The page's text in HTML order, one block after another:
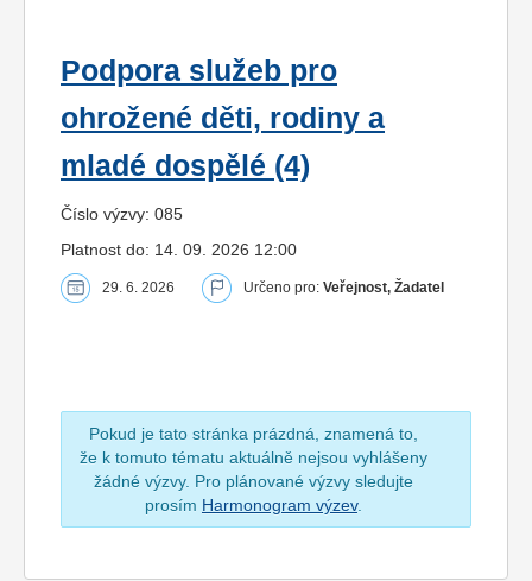
Podpora služeb pro
ohrožené děti, rodiny a
mladé dospělé (4)
Číslo výzvy: 085
Platnost do: 14. 09. 2026 12:00
29. 6. 2026 Určeno pro: Veřejnost, Žadatel
Pokud je tato stránka prázdná, znamená to,
že k tomuto tématu aktuálně nejsou vyhlášeny
žádné výzvy. Pro plánované výzvy sledujte
prosím Harmonogram výzev.